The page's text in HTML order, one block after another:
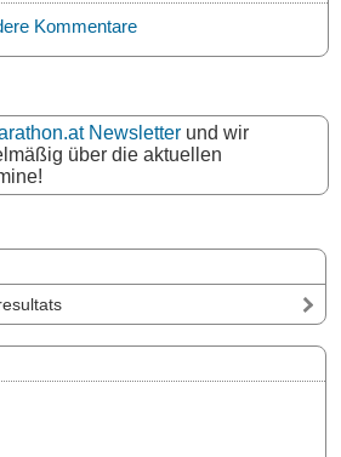
Kommentare
Newsletter und wir
über die aktuellen